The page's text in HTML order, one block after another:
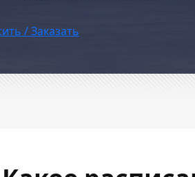
/ Заказать